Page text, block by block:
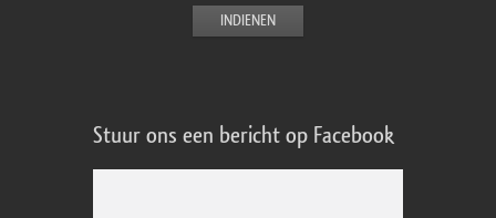
Stuur ons een bericht op Facebook